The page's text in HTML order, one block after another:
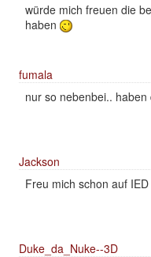
würde mich freuen die
haben
fumala
nur so nebenbei..
Jackson
Freu mich schon auf
Duke_da_Nuke--3D